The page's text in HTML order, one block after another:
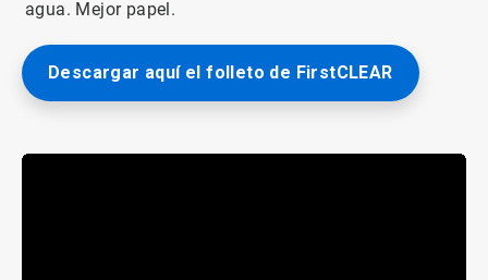
agua. Mejor papel.
Descargar aquí el folleto de FirstCLEAR